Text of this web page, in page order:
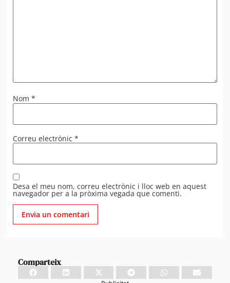
Nom *
Correu electrònic *
Desa el meu nom, correu electrònic i lloc web en aquest
navegador per a la pròxima vegada que comenti.
Comparteix